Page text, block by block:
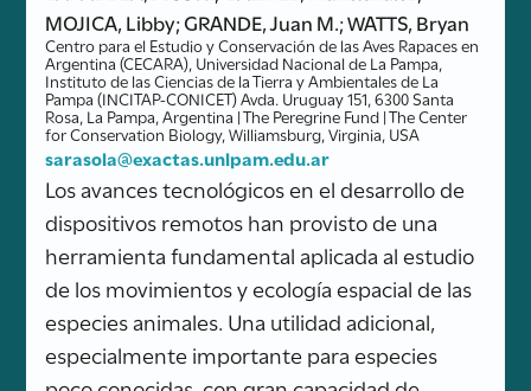
MOJICA, Libby; GRANDE, Juan M.; WATTS, Bryan
Centro para el Estudio y Conservación de las Aves Rapaces en
Argentina (CECARA), Universidad Nacional de La Pampa,
Instituto de las Ciencias de la Tierra y Ambientales de La
Pampa (INCITAP-CONICET) Avda. Uruguay 151, 6300 Santa
Rosa, La Pampa, Argentina | The Peregrine Fund | The Center
for Conservation Biology, Williamsburg, Virginia, USA
sarasola@exactas.unlpam.edu.ar
Los avances tecnológicos en el desarrollo de
dispositivos remotos han provisto de una
herramienta fundamental aplicada al estudio
de los movimientos y ecología espacial de las
especies animales. Una utilidad adicional,
especialmente importante para especies